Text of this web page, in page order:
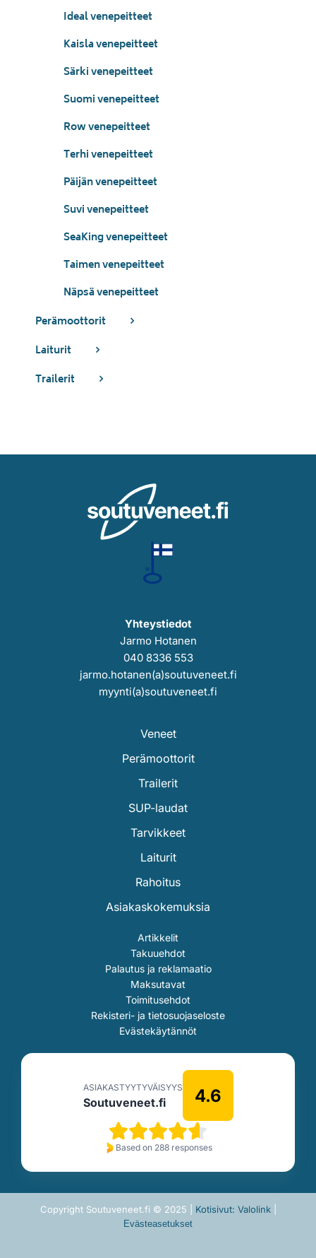
Ideal venepeitteet
Kaisla venepeitteet
Särki venepeitteet
Suomi venepeitteet
Row venepeitteet
Terhi venepeitteet
Päijän venepeitteet
Suvi venepeitteet
SeaKing venepeitteet
Taimen venepeitteet
Näpsä venepeitteet
Perämoottorit
Laiturit
Trailerit
Yhteystiedot
Jarmo Hotanen
040 8336 553
jarmo.hotanen(a)soutuveneet.fi
myynti(a)soutuveneet.fi
Veneet
Perämoottorit
Trailerit
SUP-laudat
Tarvikkeet
Laiturit
Rahoitus
Asiakaskokemuksia
Artikkelit
Takuuehdot
Palautus ja reklamaatio
Maksutavat
Toimitusehdot
Rekisteri- ja tietosuojaseloste
Evästekäytännöt
ASIAKASTYYTYVÄISYYS
Soutuveneet.fi 4.6
Based on 288 responses
Copyright Soutuveneet.fi © 2025 | Kotisivut: Valolink|
Evästeasetukset